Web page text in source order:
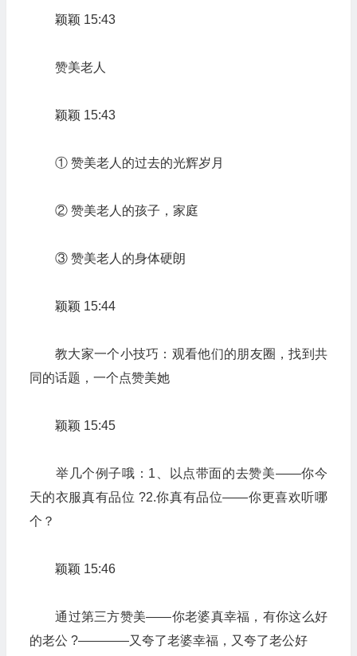
颖颖 15:43
赞美老人
颖颖 15:43
① 赞美老人的过去的光辉岁月
② 赞美老人的孩子，家庭
③ 赞美老人的身体硬朗
颖颖 15:44
教大家一个小技巧：观看他们的朋友圈，找到共
同的话题，一个点赞美她
颖颖 15:45
举几个例子哦：1、以点带面的去赞美——你今
天的衣服真有品位 ?2.你真有品位——你更喜欢听哪
个？
颖颖 15:46
通过第三方赞美——你老婆真幸福，有你这么好
的老公 ?————又夸了老婆幸福，又夸了老公好